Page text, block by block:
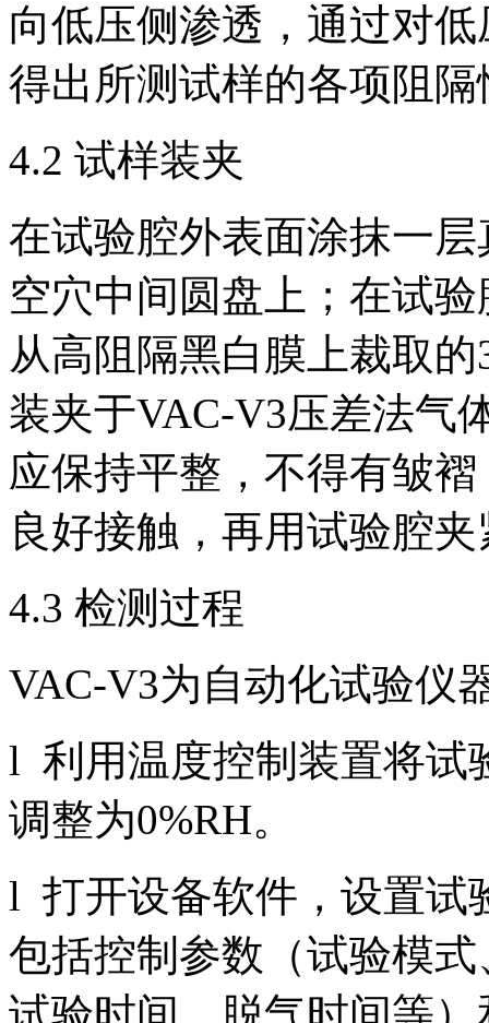
向低压侧渗透，通过对
得出所测试样的各项阻
4.2 试样装夹
在试验腔外表面涂抹一
空穴中间圆盘上；在试
从高阻隔黑白膜上裁取
装夹于VAC-V3压差法气
应保持平整，不得有皱
良好接触，再用试验腔
4.3 检测过程
VAC-V3为自动化试验仪
l 利用温度控制装置将试
调整为0%RH。
l 打开设备软件，设置试
包括控制参数（试验模